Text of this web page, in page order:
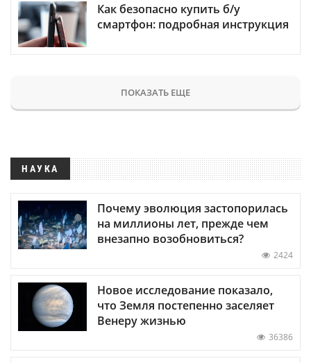
Как безопасно купить б/у
смартфон: подробная инструкция
ПОКАЗАТЬ ЕЩЕ
НАУКА
Почему эволюция застопорилась
на миллионы лет, прежде чем
внезапно возобновиться?
2424
Новое исследование показало,
что Земля постепенно заселяет
Венеру жизнью
36386